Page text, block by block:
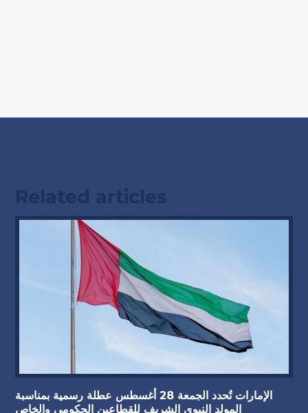
Related articles
الإمارات تُحدد الجمعة 28 أغسطس عطلة رسمية بمناسبة
المولد النبوي الشريف للقطاعين الحكومي والخاص